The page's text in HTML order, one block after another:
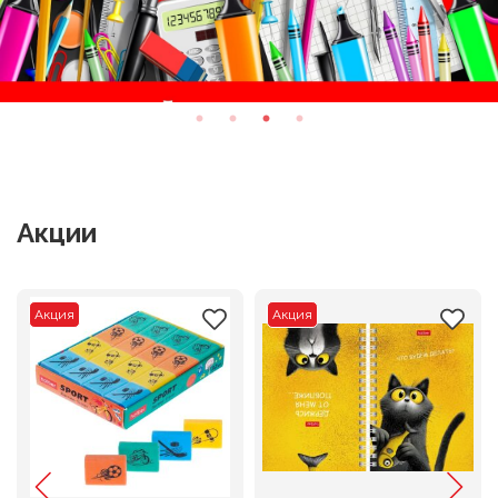
Акции
Акция Акция